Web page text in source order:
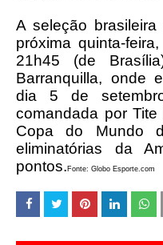
A seleção
próxima quinta-
21h45 (de
Barranquilla, onde
dia 5 de
comandada por
Copa do Mundo
eliminatórias da
pontos. Fonte: Globo Esporte.com